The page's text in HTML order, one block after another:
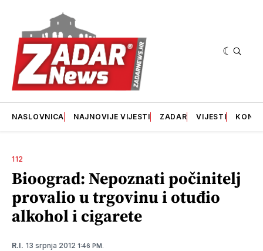
NASLOVNICA NAJNOVIJE VIJESTI ZADAR VIJESTI
112
Bioograd: Nepoznati počinitelj
provalio u trgovinu i otuđio
alkohol i cigarete
R.I. 13 srpnja 2012 1:46 PM.